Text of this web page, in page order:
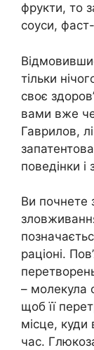
фрукти, то
соуси,
тільки
своє
вами вже
Гаврилов,
поведінки
Ви почнете
раціоні.
– молекула
щоб її
місце, куди
час.